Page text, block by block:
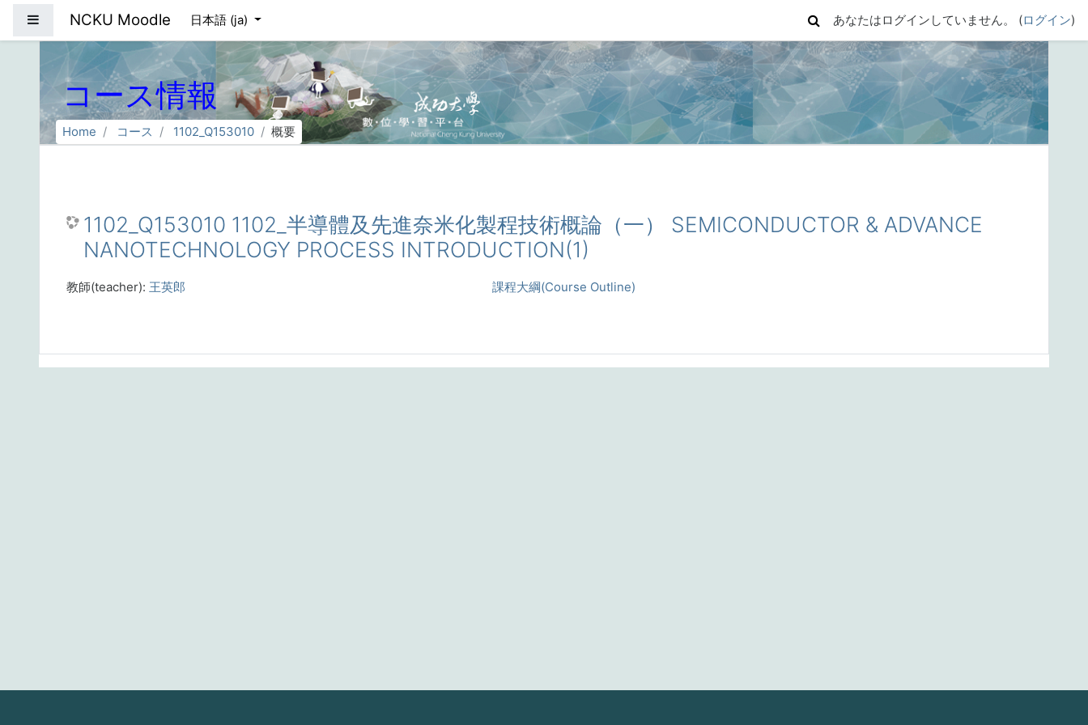
サイドパネル
NCKU Moodle 日本語 ‎(ja)‎ あなたはログインしていません。 (ログイン)
コース情報
Home コース 1102_Q153010 概要
1102_Q153010 1102_半導體及先進奈米化製程技術概論（一） SEMICONDUCTOR & ADVANCE
NANOTECHNOLOGY PROCESS INTRODUCTION(1)
課程大綱(Course Outline)
教師(teacher): 王英郎